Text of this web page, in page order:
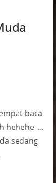
baca
hehehe ….
sedang